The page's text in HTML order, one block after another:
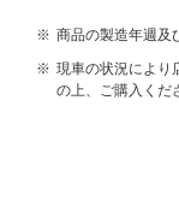
※ 商品の製造年週及
※ 現車の状況により
の上、ご購入くだ